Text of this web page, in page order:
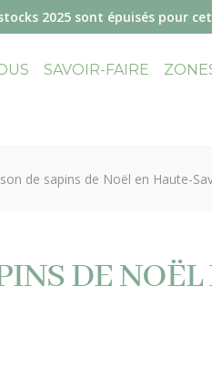
2025 sont épuisés pour
SAVOIR-FAIRE
de sapins de Noël en Haute-
DE